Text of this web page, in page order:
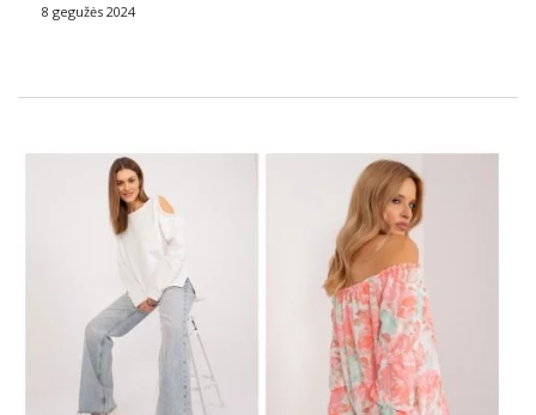
Klasikinės moteriškos palaidinės
galima rasti pagrindinėje …
8 gegužės 2024